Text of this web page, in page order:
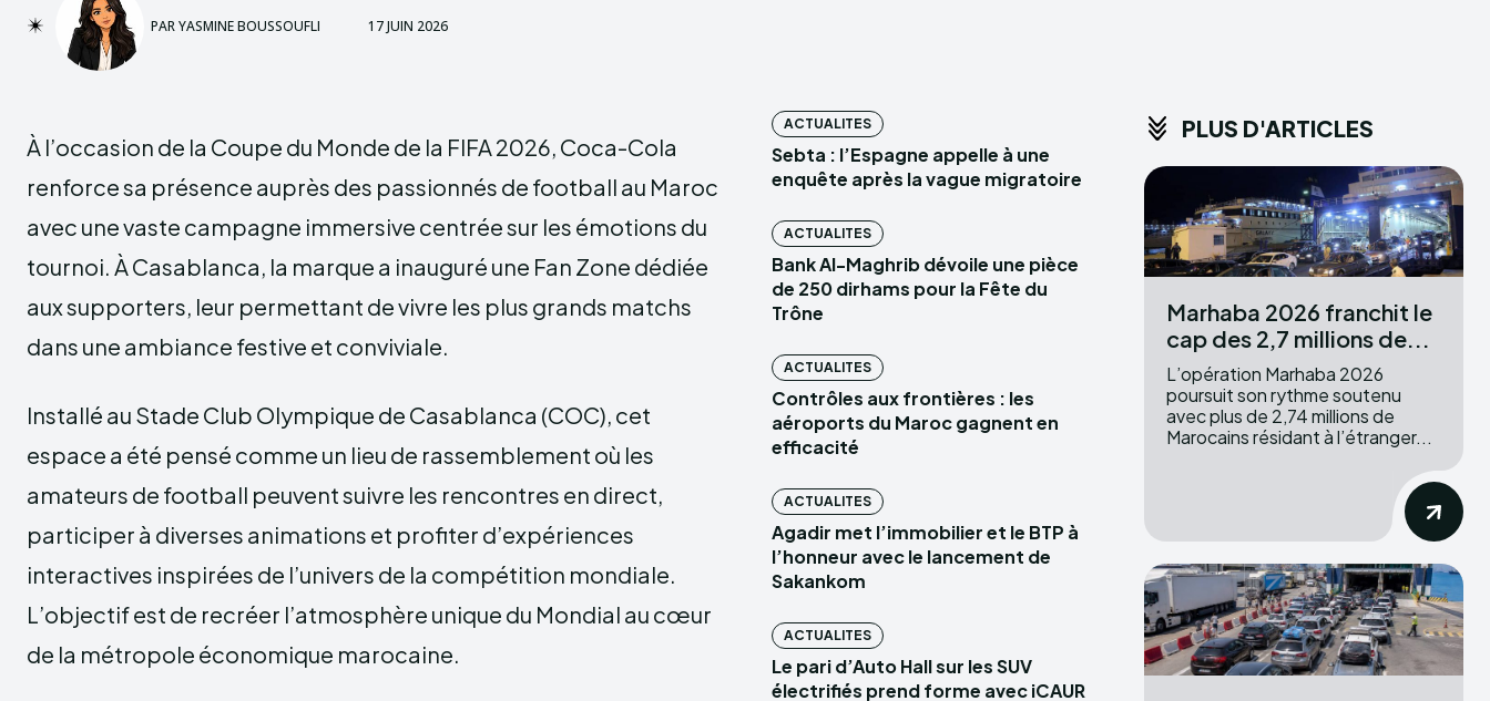
PARYASMINE BOUSSOUFLI 17 JUIN 2026
À l’occasion de la Coupe du Monde de la FIFA 2026, Coca-Cola
renforce sa présence auprès des passionnés de football au Maroc
avec une vaste campagne immersive centrée sur les émotions du
tournoi. À Casablanca, la marque a inauguré une Fan Zone dédiée
aux supporters, leur permettant de vivre les plus grands matchs
dans une ambiance festive et conviviale.
Installé au Stade Club Olympique de Casablanca (COC), cet
espace a été pensé comme un lieu de rassemblement où les
amateurs de football peuvent suivre les rencontres en direct,
participer à diverses animations et profiter d’expériences
interactives inspirées de l’univers de la compétition mondiale.
L’objectif est de recréer l’atmosphère unique du Mondial au cœur
de la métropole économique marocaine.
ACTUALITES
Sebta : l’Espagne appelle à une
enquête après la vague migratoire
ACTUALITES
Bank Al-Maghrib dévoile une pièce
de 250 dirhams pour la Fête du
Trône
ACTUALITES
Contrôles aux frontières : les
aéroports du Maroc gagnent en
efficacité
ACTUALITES
Agadir met l’immobilier et le BTP à
l’honneur avec le lancement de
Sakankom
ACTUALITES
Le pari d’Auto Hall sur les SUV
électrifiés prend forme avec iCAUR
PLUS D'ARTICLES
Marhaba 2026 franchit le
cap des 2,7 millions de...
L’opération Marhaba 2026
poursuit son rythme soutenu
avec plus de 2,74 millions de
Marocains résidant à l’étranger...